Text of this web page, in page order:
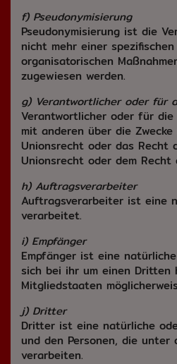
f) Pseudonymisierung
Pseudonymisierung ist die
nicht mehr einer
organisatorischen
zugewiesen werden.
g) Verantwortlicher oder für
Verantwortlicher oder für
mit anderen über die
Unionsrecht oder das Recht
Unionsrecht oder dem
h) Auftragsverarbeiter
Auftragsverarbeiter ist eine
verarbeitet.
i) Empfänger
Empfänger ist eine
sich bei ihr um einen Dritten
Mitgliedstaaten
j) Dritter
Dritter ist eine natürliche
und den Personen, die
verarbeiten.